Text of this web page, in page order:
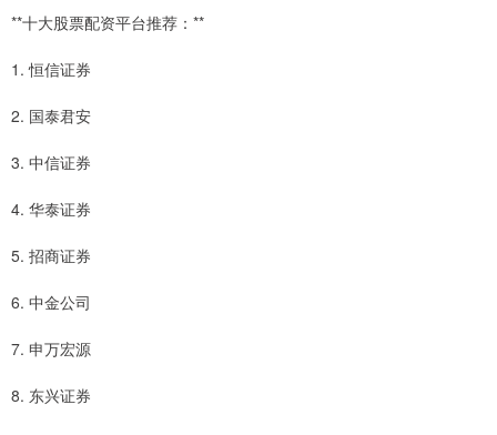
**十大股票配资平台推荐：**
1. 恒信证券
2. 国泰君安
3. 中信证券
4. 华泰证券
5. 招商证券
6. 中金公司
7. 申万宏源
8. 东兴证券